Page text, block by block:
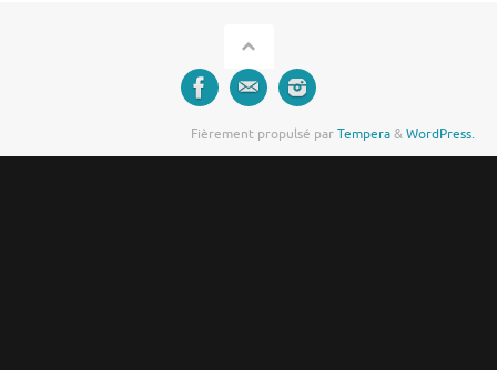
Fièrement propulsé parTempera&WordPress.